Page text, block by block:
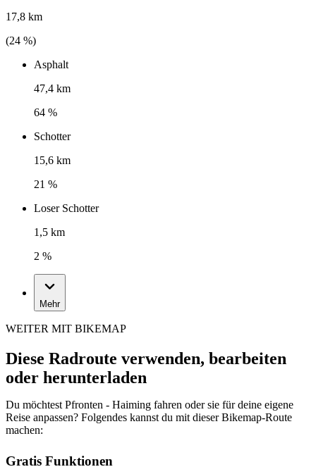
17,8 km
(24 %)
Asphalt
47,4 km
64 %
Schotter
15,6 km
21 %
Loser Schotter
1,5 km
2 %
Mehr
WEITER MIT BIKEMAP
Diese Radroute verwenden, bearbeiten
oder herunterladen
Du möchtest Pfronten - Haiming fahren oder sie für deine eigene
Reise anpassen? Folgendes kannst du mit dieser Bikemap-Route
machen:
Gratis Funktionen